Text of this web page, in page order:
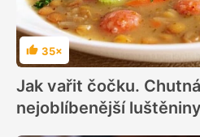
Hodnocení
35×
Jak vařit čočku.
nejoblíbenější luštěniny